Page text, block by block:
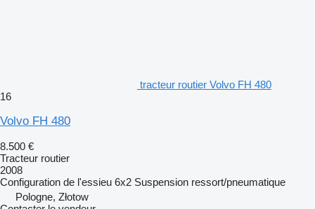
tracteur routier Volvo FH 480
16
Volvo FH 480
8.500 €
Tracteur routier
2008
Configuration de l'essieu 6x2 Suspension ressort/pneumatique
Pologne, Złotow